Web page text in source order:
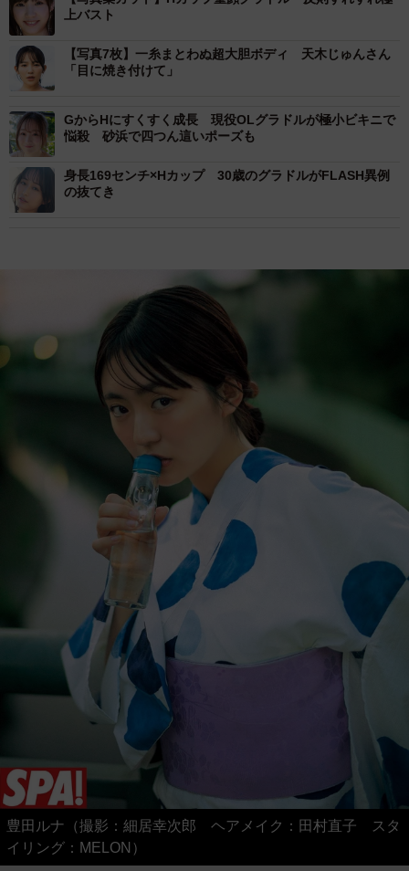
上バスト
【写真7枚】一糸まとわぬ超大胆ボディ 天木じゅんさん
「目に焼き付けて」
GからHにすくすく成長 現役OLグラドルが極小ビキニで
悩殺 砂浜で四つん這いポーズも
身長169センチ×Hカップ 30歳のグラドルがFLASH異例
の抜てき
豊田ルナ（撮影：細居幸次郎 ヘアメイク：田村直子 スタ
イリング：MELON）